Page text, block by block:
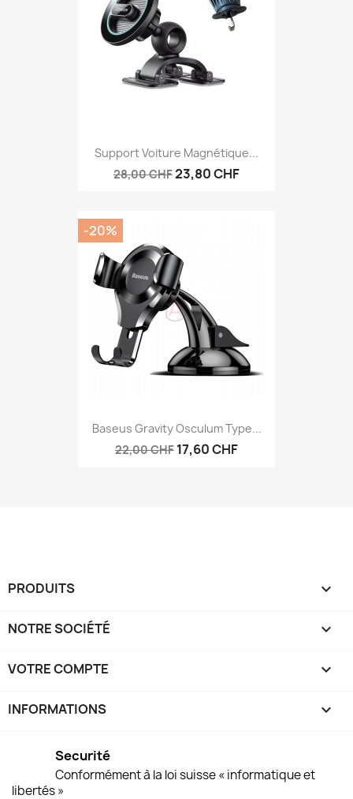
Support Voiture Magnétique...
28,00 CHF23,80 CHF
Baseus Gravity Osculum Type...
22,00 CHF 17,60 CHF
-20%
PRODUITS 
NOTRE SOCIÉTÉ 
VOTRE COMPTE 
INFORMATIONS keyboard_arrow_down
Securité
Conformément à la loi suisse « informatique et
libertés »